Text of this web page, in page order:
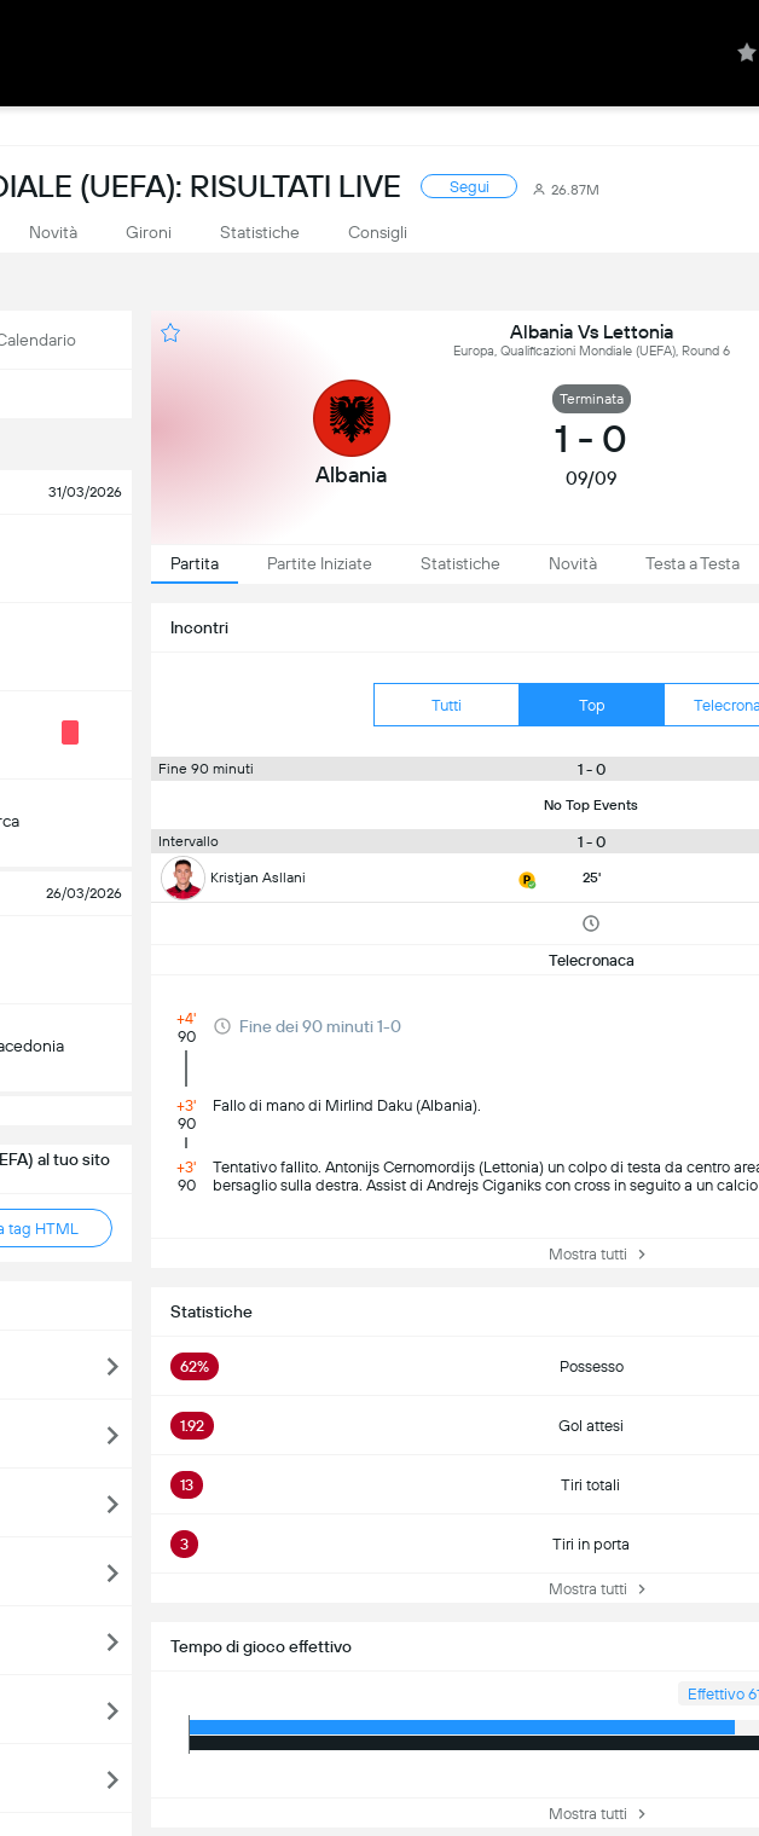
(UEFA): RISULTATI LIVE Segui 26.87M
Novità Gironi Statistiche Consigli
31/03/2026
26/03/2026
al tuo sito
tag HTML
Albania Vs Lettonia
Europa, Qualificazioni Mondiale (UEFA), Round 6
Albania
Terminata
1 - 0
09/09
Partita Partite Iniziate Statistiche Novità Testa a Testa
Incontri
Tutti Top
Fine 90 minuti 1 - 0
No Top Events
Intervallo 1 - 0
Kristjan Asllani 25'
Telecronaca
+4'
90
Fine dei 90 minuti 1-0
+3'
90
Fallo di mano di Mirlind Daku (Albania).
+3'
90
Tentativo fallito. Antonijs Cernomordijs (Lettonia) un colpo di testa da centro
bersaglio sulla destra. Assist di Andrejs Ciganiks con cross in seguito a un
Mostra tutti
Statistiche
62% Possesso
1.92 Gol attesi
13 Tiri totali
3 Tiri in porta
Mostra tutti
Tempo di gioco effettivo
Effettivo
Mostra tutti